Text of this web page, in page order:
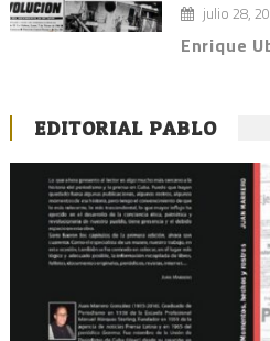
julio 28,
Enrique
EDITORIAL PABLO